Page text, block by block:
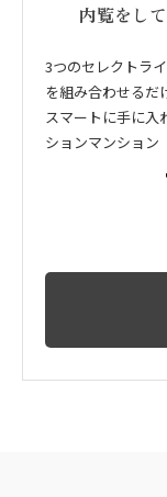
内覧をし
3つのセレクトラ
を組み合わせるだ
スマートに手に入
ションマンション